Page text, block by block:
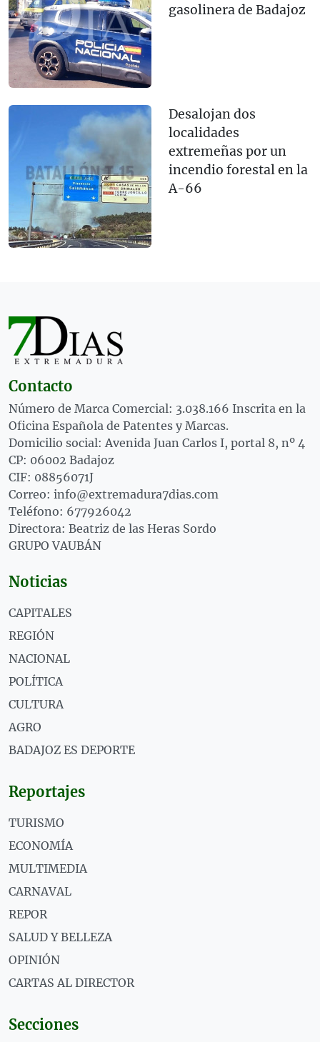
gasolinera de Badajoz
Desalojan dos
localidades
extremeñas por un
incendio forestal en la
A-66
Contacto
Número de Marca Comercial: 3.038.166 Inscrita en la
Oficina Española de Patentes y Marcas.
Domicilio social: Avenida Juan Carlos I, portal 8, nº 4
CP: 06002 Badajoz
CIF: 08856071J
Correo: info@extremadura7dias.com
Teléfono: 677926042
Directora: Beatriz de las Heras Sordo
GRUPO VAUBÁN
Noticias
CAPITALES
REGIÓN
NACIONAL
POLÍTICA
CULTURA
AGRO
BADAJOZ ES DEPORTE
Reportajes
TURISMO
ECONOMÍA
MULTIMEDIA
CARNAVAL
REPOR
SALUD Y BELLEZA
OPINIÓN
CARTAS AL DIRECTOR
Secciones